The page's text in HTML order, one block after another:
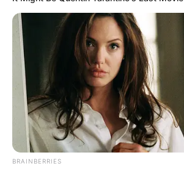
BRAINBERRIES